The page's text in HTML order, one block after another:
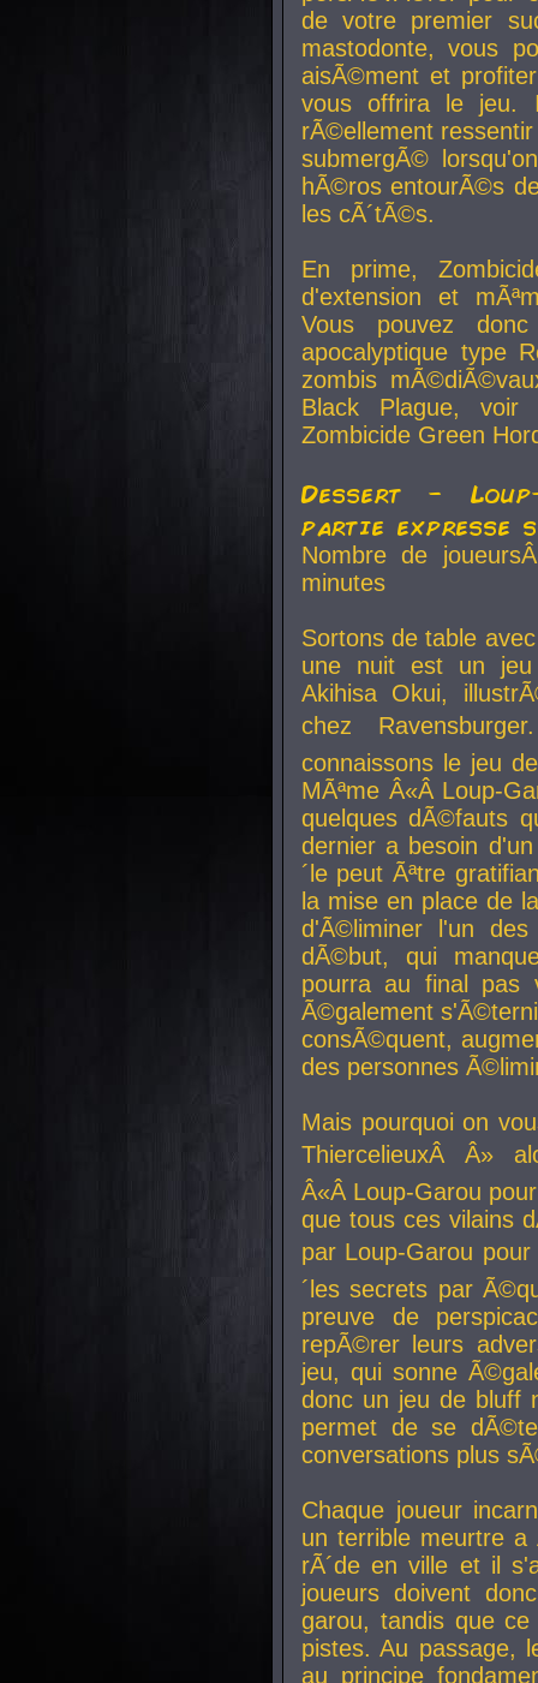
de votre premier
mastodonte, vous
aisÃ©ment et
vous offrira le jeu.
rÃ©ellement
submergÃ©
hÃ©ros entourÃ©s
les cÃ´tÃ©s.
En prime,
d'extension et
Vous pouvez
apocalyptique type
zombis
Black Plague,
Zombicide Green
Dessert -
partie expresse
Nombre de
minutes
Sortons de table
une nuit est un
Akihisa Okui,
chez
connaissons le jeu
MÃªme Â«Â Loup-
quelques dÃ©fauts
dernier a besoin
´le peut Ãªtre
la mise en place de
d'Ã©liminer l'un
dÃ©but, qui
pourra au final pas
Ã©galement
consÃ©quent,
des personnes
Mais pourquoi on
ThiercelieuxÂ Â»
Â«Â Loup-Garou
que tous ces vilains
par Loup-Garou
´les secrets par
preuve de
repÃ©rer leurs
jeu, qui sonne
donc un jeu de bluff
permet de se
conversations plus
Chaque joueur
un terrible meurtre
rÃ´de en ville et il
joueurs doivent
garou, tandis que
pistes. Au passage,
au principe